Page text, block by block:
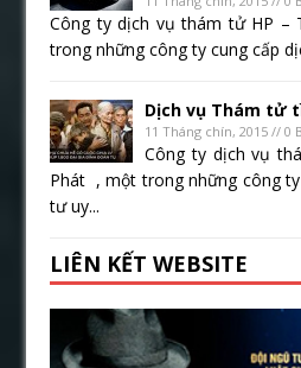
Công ty dịch vụ thám tử HP –
trong những công ty cung cấp
Dịch vụ Thám tử
11 Tháng chín, 2015 // 0
Công ty dịch vụ
Phát , một trong những công
tư uy...
LIÊN KẾT WEBSITE